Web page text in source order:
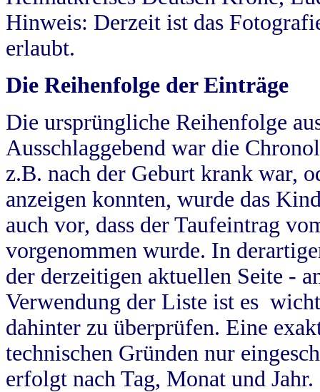
Hinweis: Derzeit ist das
erlaubt.
Die Reihenfolge der Einträge
Die ursprüngliche Reihenfolge
Ausschlaggebend war die
z.B. nach der Geburt krank war,
anzeigen konnten, wurde das
auch vor, dass der Taufeintrag
vorgenommen wurde. In
der derzeitigen aktuellen Seite -
Verwendung der Liste ist es
dahinter zu überprüfen. Eine
technischen Gründen nur
erfolgt nach Tag, Monat und Jahr.